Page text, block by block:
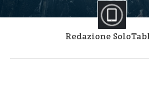
Redazione